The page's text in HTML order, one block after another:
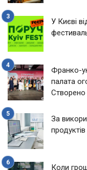
У Києві
Франко-
палата
Створено
За
Коли